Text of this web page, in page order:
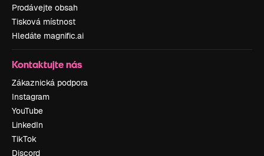
Prodávejte obsah
Tisková místnost
Hledáte magnific.ai
Kontaktujte nás
Zákaznická podpora
Instagram
YouTube
LinkedIn
TikTok
Discord